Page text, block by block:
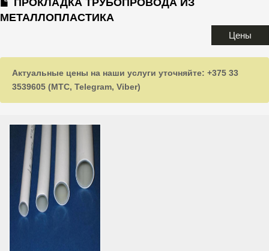
ПРОКЛАДКА ТРУБОПРОВОДА ИЗ
МЕТАЛЛОПЛАСТИКА
Цены
Актуальные цены на наши услуги уточняйте: +375 33
3539605 (МТС, Telegram, Viber)